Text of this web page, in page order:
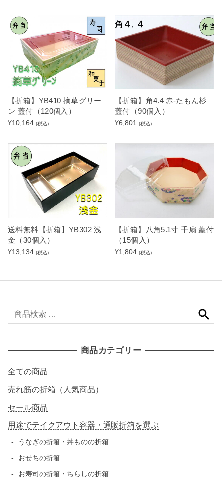
【折箱】YB410 摘草グリー
ン 蓋付（120個入）
¥10,164 (税込)
【折箱】角4.4 赤-たもん杉
蓋付（90個入）
¥6,801 (税込)
送料無料【折箱】YB302 浅
金（30個入）
¥13,134 (税込)
【折箱】八角5.1寸 千扇 蓋付
（15個入）
¥1,804 (税込)
検
索
:
商品カテゴリー
全ての商品
売れ筋の折箱（人気商品）
セール商品
用途でテイクアウト容器・通販折箱を選ぶ
うなぎの折箱・丼ものの折箱
おせちの折箱
お寿司の折箱・ちらしの折箱